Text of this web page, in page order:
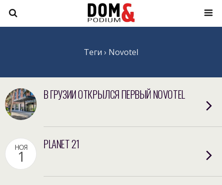
Теги › Novotel
В ГРУЗИИ ОТКРЫЛСЯ ПЕРВЫЙ NOVOTEL
НОЯ
1
PLANET 21